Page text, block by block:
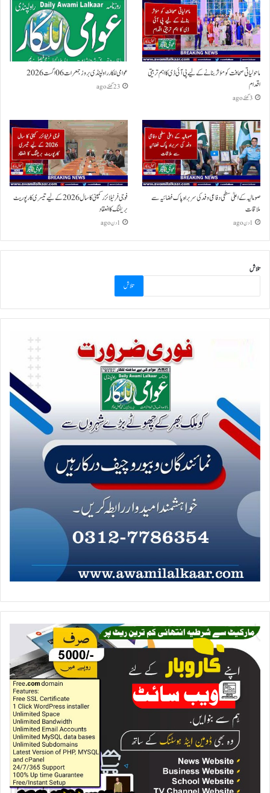
ماحولیاتی صحافت کو مؤثر بنانے کے لیے پی آئی ڈی کا اہم تربیتی
اقدام
3 گھنٹے ago
عوامی للکار راولپنڈی بروز جمعرات 06 اگست 2026
23 گھنٹے ago
صومالیہ کے اعلیٰ سطحی دفاعی وفد کی سربراہ پاک فضائیہ سے
ملاقات
1 دن ago
فوجی فرٹیلائزر کمپنی کا سال 2026 کے لیے تیسری کارپوریٹ
بریفنگ کا انعقاد
1 دن ago
تلاش
تلاش